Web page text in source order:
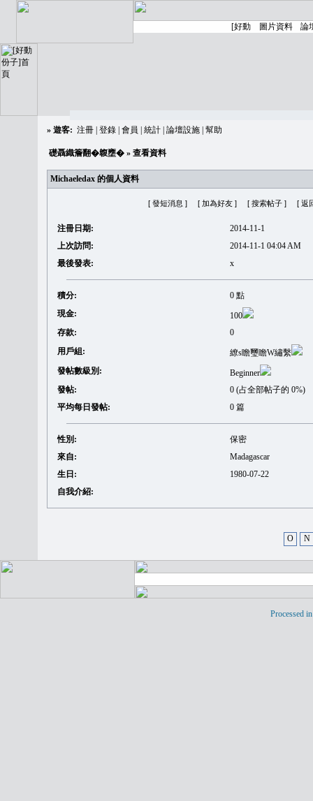
» 遊客: 注冊 登錄 會員 統計 論壇設施 幫助
礎聶織簷翻�䪖壅� » 查看資料
Michaeledax 的個人資料
[ 發短消息 ] [ 加為好友 ] [ 搜索帖子 ] [ 返
注冊日期:
2014-11-1
上次訪問:
2014-11-1 04:04 AM
最後發表:
x
積分:
0 點
現金:
100
存款:
0
用戶組:
繚s瞻璽瞻W繡繫
發帖數級別:
Beginner
發帖:
0 (占全部帖子的 0%)
平均每日發帖:
0 篇
性別:
保密
來自:
Madagascar
生日:
1980-07-22
自我介紹:
O N
Processed